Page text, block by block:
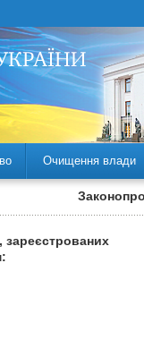
Очищення влади
, зареєстрованих